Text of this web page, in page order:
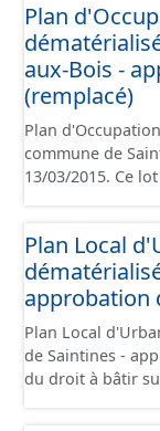
contient les
présentation, le
plans de
d'aménagement et
l'attention portée
rappelé que
opposables d'un
Plan
aux-Bois -
(remplacé)
Plan
commune de
13/03/2015. Ce lot informe du droit à bâtir sur la
nationales du
administratives,
règlement (à
annexes, les
géographiques. Malgré l'attention portée à la création
de ces données,
papier font foi et
Plan Local
approbation
Plan Local
de Saintines -
du droit à bâtir